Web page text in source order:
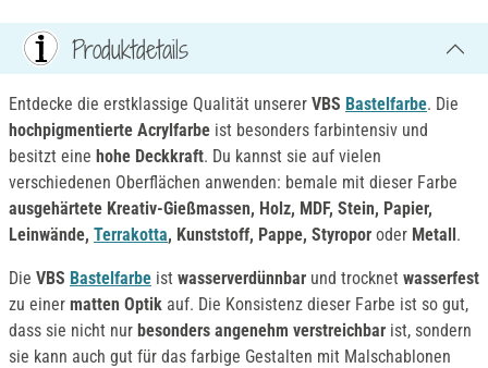
Produktdetails
Entdecke die erstklassige Qualität unserer VBS Bastelfarbe. Die
hochpigmentierte Acrylfarbe ist besonders farbintensiv und
besitzt eine hohe Deckkraft. Du kannst sie auf vielen
verschiedenen Oberflächen anwenden: bemale mit dieser Farbe
ausgehärtete Kreativ-Gießmassen, Holz, MDF, Stein, Papier,
Leinwände, Terrakotta, Kunststoff, Pappe, Styropor oder Metall.
Die VBS Bastelfarbe ist wasserverdünnbar und trocknet wasserfest
zu einer matten Optik auf. Die Konsistenz dieser Farbe ist so gut,
dass sie nicht nur besonders angenehm verstreichbar ist, sondern
sie kann auch gut für das farbige Gestalten mit Malschablonen